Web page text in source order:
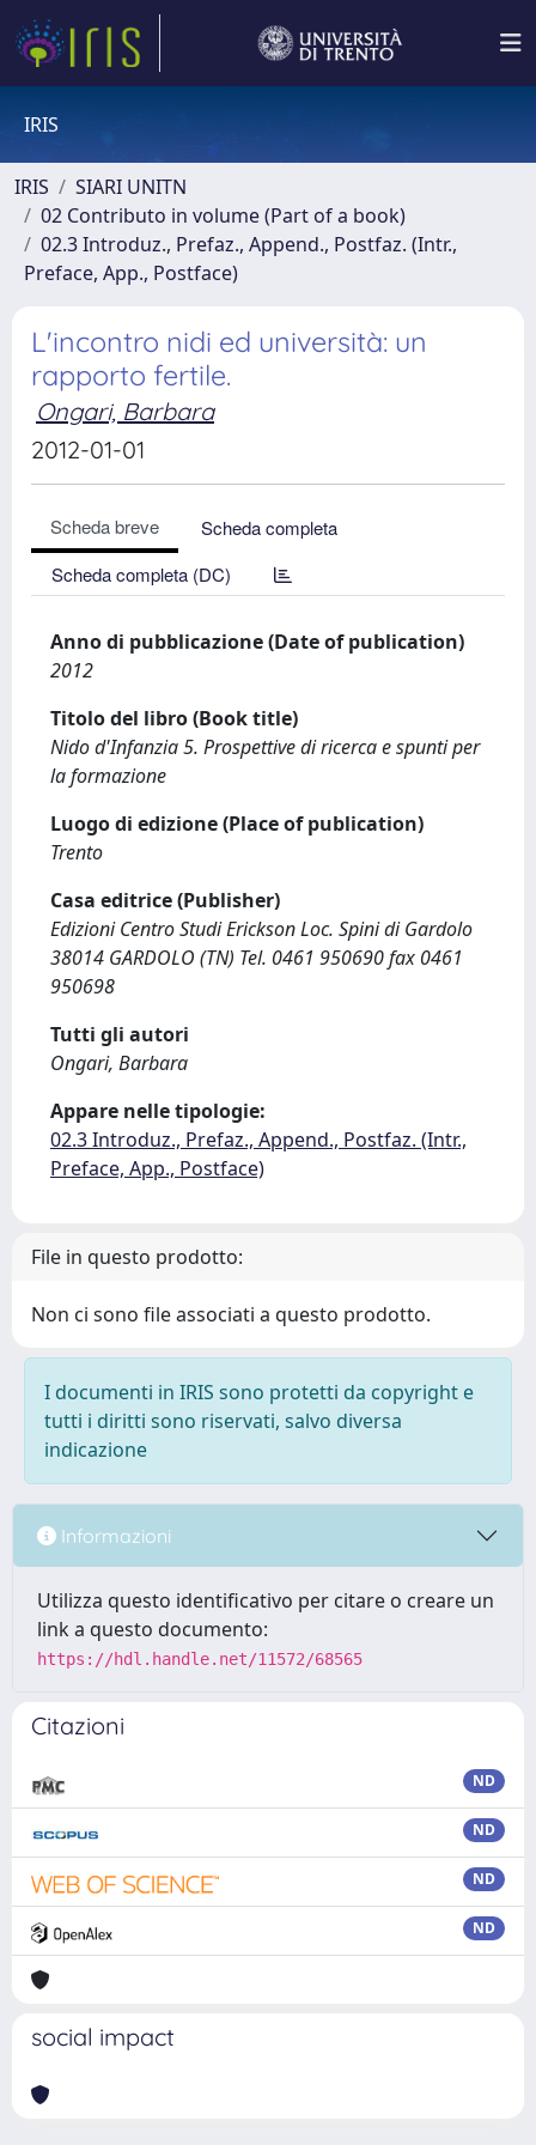
IRIS
IRIS
SIARI UNITN
02 Contributo in volume (Part of a book)
02.3 Introduz., Prefaz., Append., Postfaz. (Intr.,
Preface, App., Postface)
L'incontro nidi ed università: un
rapporto fertile.
Ongari, Barbara
2012-01-01
Scheda breve
Scheda completa
Scheda completa (DC)
Anno di pubblicazione (Date of publication)
2012
Titolo del libro (Book title)
Nido d'Infanzia 5. Prospettive di ricerca e spunti per
la formazione
Luogo di edizione (Place of publication)
Trento
Casa editrice (Publisher)
Edizioni Centro Studi Erickson Loc. Spini di Gardolo
38014 GARDOLO (TN) Tel. 0461 950690 fax 0461
950698
Tutti gli autori
Ongari, Barbara
Appare nelle tipologie:
02.3 Introduz., Prefaz., Append., Postfaz. (Intr.,
Preface, App., Postface)
File in questo prodotto:
Non ci sono file associati a questo prodotto.
I documenti in IRIS sono protetti da copyright e
tutti i diritti sono riservati, salvo diversa
indicazione
Informazioni
Utilizza questo identificativo per citare o creare un
link a questo documento:
https://hdl.handle.net/11572/68565
Citazioni
ND
ND
ND
ND
social impact